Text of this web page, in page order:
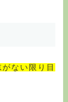
ない限り目